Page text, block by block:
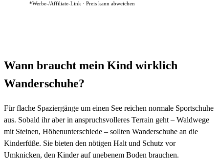
*Werbe-/Affiliate-Link · Preis kann abweichen
Wann braucht mein Kind wirklich
Wanderschuhe?
Für flache Spaziergänge um einen See reichen normale Sportschuhe
aus. Sobald ihr aber in anspruchsvolleres Terrain geht – Waldwege
mit Steinen, Höhenunterschiede – sollten Wanderschuhe an die
Kinderfüße. Sie bieten den nötigen Halt und Schutz vor
Umknicken, den Kinder auf unebenem Boden brauchen.